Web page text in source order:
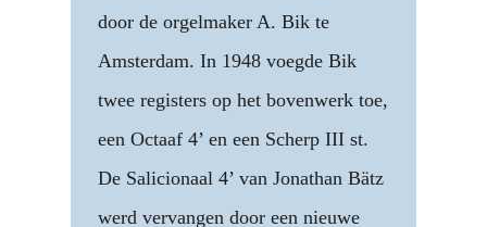
door de orgelmaker A. Bik te
Amsterdam. In 1948 voegde Bik
twee registers op het bovenwerk toe,
een Octaaf 4’ en een Scherp III st.
De Salicionaal 4’ van Jonathan Bätz
werd vervangen door een nieuwe